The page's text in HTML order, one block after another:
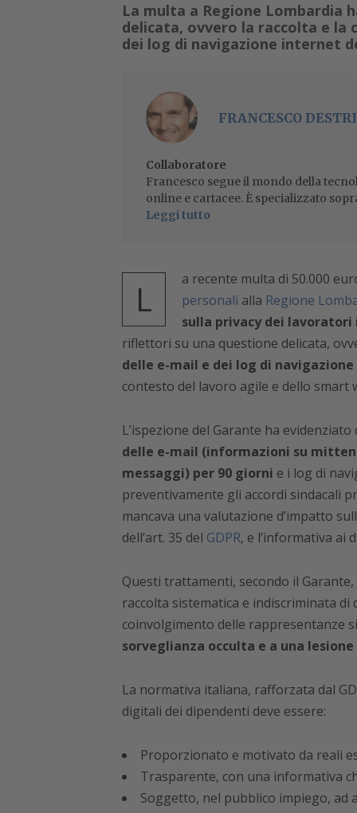
La multa a Regione Lombardia
delicata, ovvero la raccolta e la
dei log di navigazione internet
FRANCESCO DESTRI
Collaboratore
Francesco segue il mondo della
online e cartacee. È specializzato
Leggi tutto
L a recente multa di 50.000
personali alla Regione
sulla privacy dei lavoratori
riflettori su una questione delicata,
delle e-mail e dei log di
contesto del lavoro agile e dello smart
L’ispezione del Garante ha
delle e-mail (informazioni su
messaggi) per 90 giorni e i log di
preventivamente gli accordi sindacali
mancava una valutazione d’impatto
dell’art. 35 del GDPR, e l’informativa ai
Questi trattamenti, secondo il
raccolta sistematica e indiscriminata
coinvolgimento delle rappresentanze
sorveglianza occulta e a una
La normativa italiana, rafforzata dal
digitali dei dipendenti deve essere:
Proporzionato e motivato da reali
Trasparente, con una informativa
Soggetto, nel pubblico impiego, ad